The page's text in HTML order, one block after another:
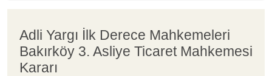
Adli Yargı İlk Derece Mahkemeleri
Bakırköy 3. Asliye Ticaret Mahkemesi
Kararı